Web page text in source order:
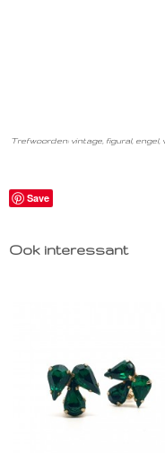
Trefwoorden: vintage, figural,
Save
Ook interessant